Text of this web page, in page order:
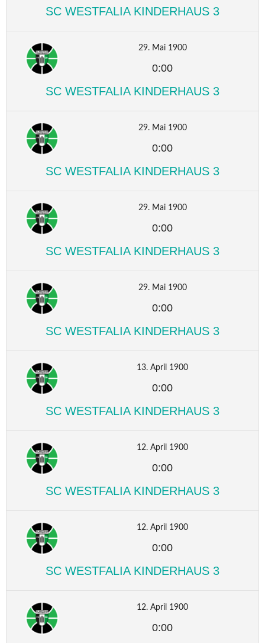
SC WESTFALIA KINDERHAUS 3
29. Mai 1900
0:00
SC WESTFALIA KINDERHAUS 3
29. Mai 1900
0:00
SC WESTFALIA KINDERHAUS 3
29. Mai 1900
0:00
SC WESTFALIA KINDERHAUS 3
29. Mai 1900
0:00
SC WESTFALIA KINDERHAUS 3
13. April 1900
0:00
SC WESTFALIA KINDERHAUS 3
12. April 1900
0:00
SC WESTFALIA KINDERHAUS 3
12. April 1900
0:00
SC WESTFALIA KINDERHAUS 3
12. April 1900
0:00